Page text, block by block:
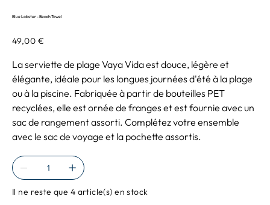
Blue Lobster - Beach Towel
Prix
49,00 €
La serviette de plage Vaya Vida est douce, légère et
élégante, idéale pour les longues journées d'été à la plage
ou à la piscine. Fabriquée à partir de bouteilles PET
recyclées, elle est ornée de franges et est fournie avec un
sac de rangement assorti. Complétez votre ensemble
avec le sac de voyage et la pochette assortis.
Il ne reste que 4 article(s) en stock